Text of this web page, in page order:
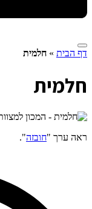
דף הבית » חלמית
חלמית
ראה ערך "חובזה".